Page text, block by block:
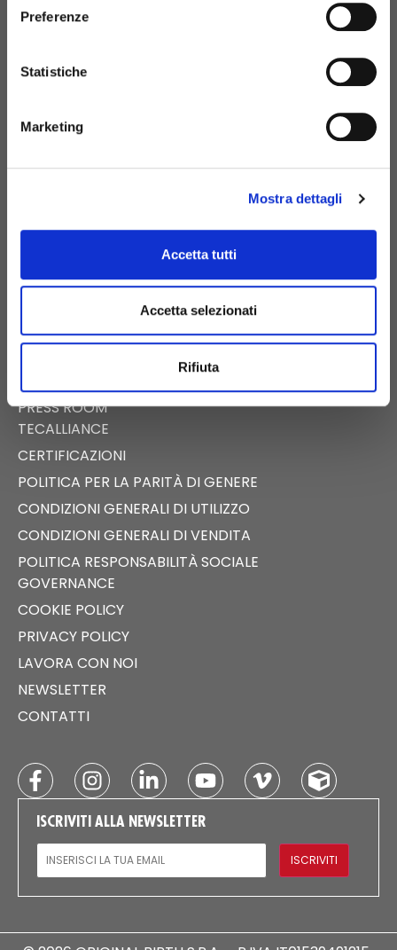
Preferenze
Statistiche
Marketing
Mostra dettagli
Accetta tutti
Accetta selezionati
Rifiuta
+39 081 506 2506
S.S. APPIA KM 192,500 – 81052
PIGNATARO MAGGIORE (CE)
E-COMMERCE
CATALOGO DIGITALE
NEWS
PRESS ROOM
TECALLIANCE
CERTIFICAZIONI
POLITICA PER LA PARITÀ DI GENERE
CONDIZIONI GENERALI DI UTILIZZO
CONDIZIONI GENERALI DI VENDITA
POLITICA RESPONSABILITÀ SOCIALE
GOVERNANCE
COOKIE POLICY
PRIVACY POLICY
LAVORA CON NOI
NEWSLETTER
CONTATTI
ISCRIVITI ALLA NEWSLETTER
EMAIL
ISCRIVITI